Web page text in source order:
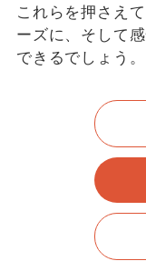
これらを押さえ
ーズに、そして
できるでしょう。